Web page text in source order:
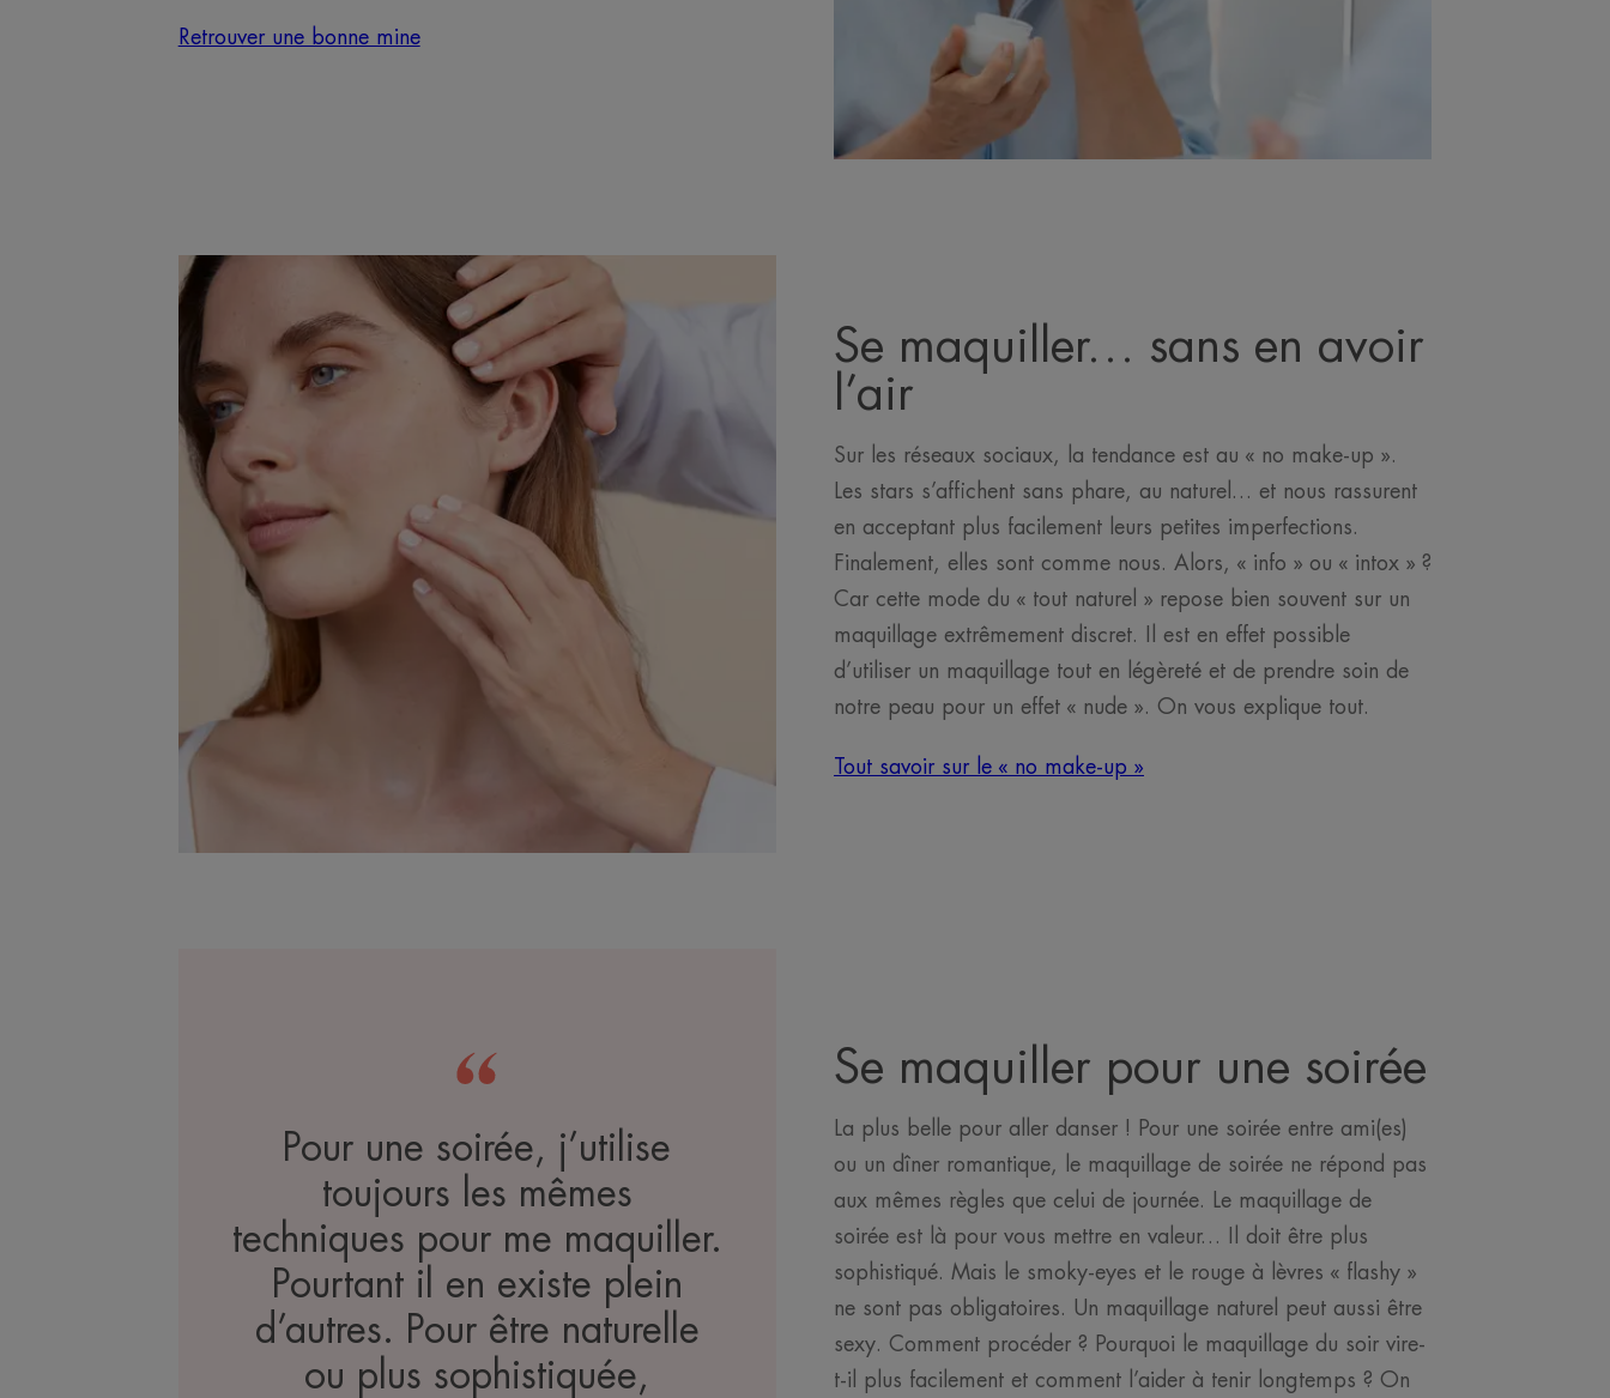
Retrouver une bonne mine
Se maquiller… sans en avoir
l’air
Sur les réseaux sociaux, la tendance est au « no make-up ».
Les stars s’affichent sans phare, au naturel… et nous rassurent
en acceptant plus facilement leurs petites imperfections.
Finalement, elles sont comme nous. Alors, « info » ou « intox » ?
Car cette mode du « tout naturel » repose bien souvent sur un
maquillage extrêmement discret. Il est en effet possible
d’utiliser un maquillage tout en légèreté et de prendre soin de
notre peau pour un effet « nude ». On vous explique tout.
Tout savoir sur le « no make-up »
Pour une soirée, j’utilise
toujours les mêmes
techniques pour me maquiller.
Pourtant il en existe plein
d’autres. Pour être naturelle
ou plus sophistiquée,
Se maquiller pour une soirée
La plus belle pour aller danser ! Pour une soirée entre ami(es)
ou un dîner romantique, le maquillage de soirée ne répond pas
aux mêmes règles que celui de journée. Le maquillage de
soirée est là pour vous mettre en valeur… Il doit être plus
sophistiqué. Mais le smoky-eyes et le rouge à lèvres « flashy »
ne sont pas obligatoires. Un maquillage naturel peut aussi être
sexy. Comment procéder ? Pourquoi le maquillage du soir vire-
t-il plus facilement et comment l’aider à tenir longtemps ? On